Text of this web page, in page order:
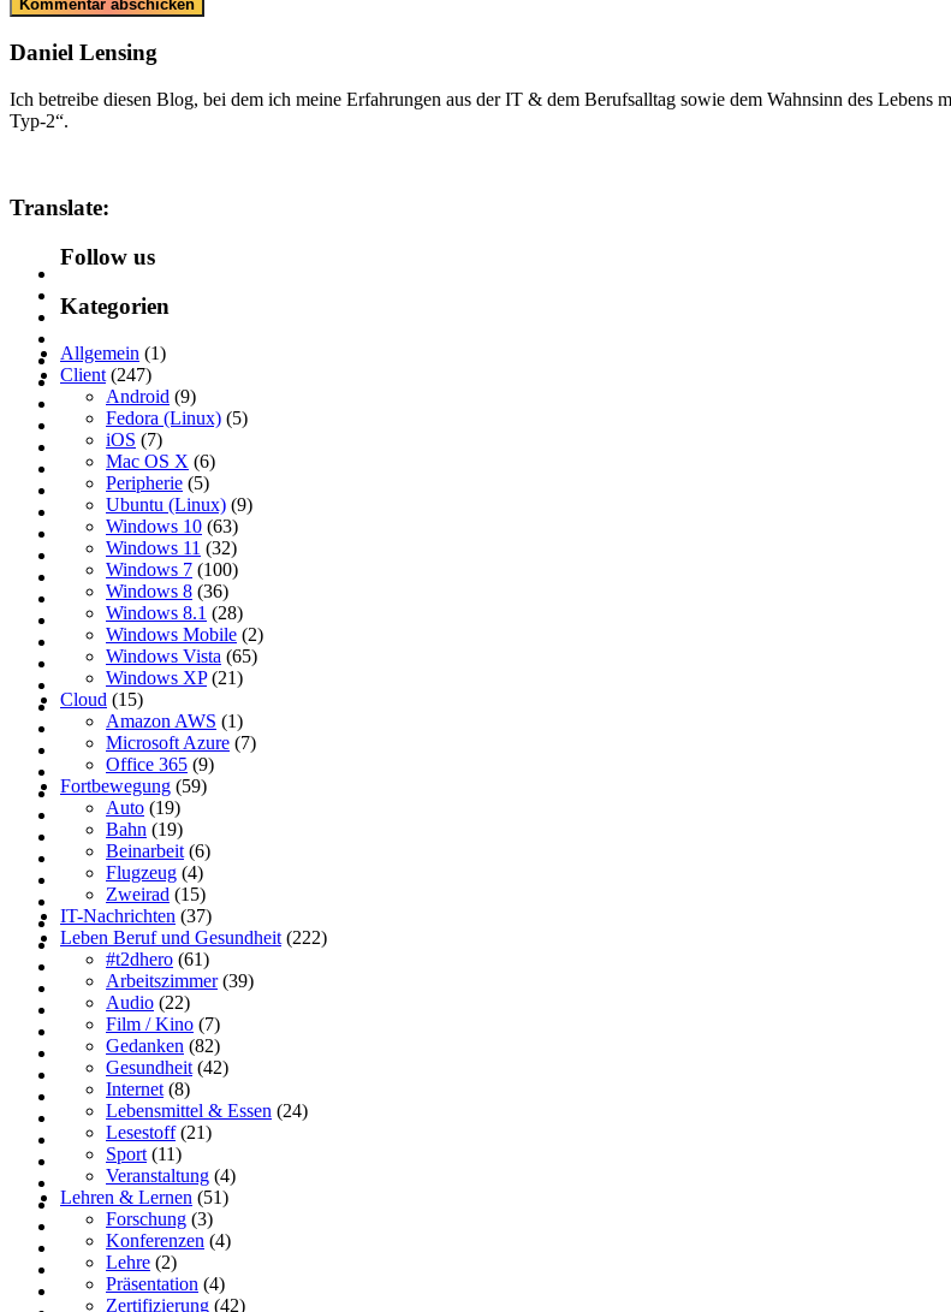
Daniel Lensing
Ich betreibe diesen Blog, bei dem ich meine Erfahrungen aus der IT & dem Berufsalltag sowie dem Wahnsinn des Lebens
Typ-2“.
Translate:
Follow us
Kategorien
Allgemein (1)
Client (247)
Android (9)
Fedora (Linux) (5)
iOS (7)
Mac OS X (6)
Peripherie (5)
Ubuntu (Linux) (9)
Windows 10 (63)
Windows 11 (32)
Windows 7 (100)
Windows 8 (36)
Windows 8.1 (28)
Windows Mobile (2)
Windows Vista (65)
Windows XP(21)
Cloud (15)
Amazon AWS (1)
Microsoft Azure (7)
Office 365 (9)
Fortbewegung (59)
Auto (19)
Bahn (19)
Beinarbeit (6)
Flugzeug (4)
Zweirad (15)
IT-Nachrichten (37)
Leben Beruf und Gesundheit (222)
#t2dhero (61)
Arbeitszimmer(39)
Audio (22)
Film / Kino (7)
Gedanken (82)
Gesundheit (42)
Internet (8)
Lebensmittel & Essen (24)
Lesestoff(21)
Sport (11)
Veranstaltung (4)
Lehren & Lernen (51)
Forschung (3)
Konferenzen (4)
Lehre (2)
Präsentation (4)
Zertifizierung (42)